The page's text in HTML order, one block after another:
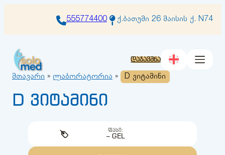
555774400 ქ.ბათუმი 26 მაისის ქ. N74
დაჯავშნა
მთავარი » ლაბორატორია » D ვიტამინი
D ვიტამინი
ᲤᲐᲡᲘ:
– GEL